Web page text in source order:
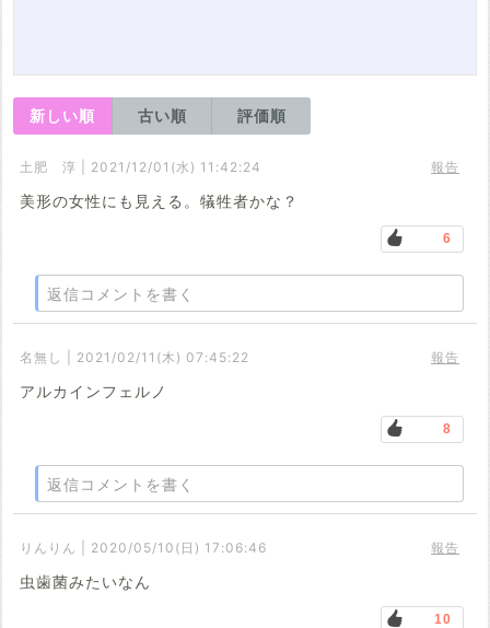
新しい順 古い順 評価順
土肥 淳 | 2021/12/01(水) 11:42:24 報告
美形の女性にも見える。犠牲者かな？
6
返信コメントを書く
名無し | 2021/02/11(木) 07:45:22 報告
アルカインフェルノ
8
返信コメントを書く
りんりん | 2020/05/10(日) 17:06:46 報告
虫歯菌みたいなん
10